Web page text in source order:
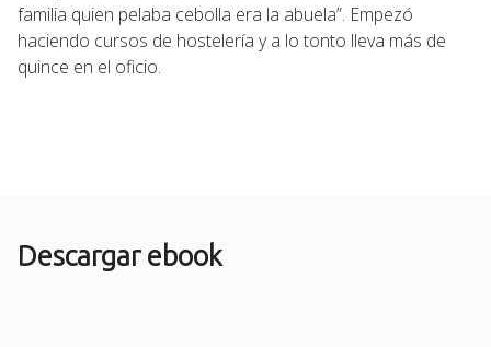
familia quien pelaba cebolla era la abuela”. Empezó
haciendo cursos de hostelería y a lo tonto lleva más de
quince en el oficio.
Descargar ebook